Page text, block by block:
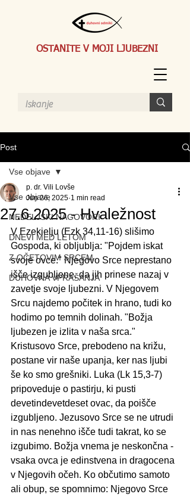
OSTANITE V MOJI LJUBEZNI
Post
Vse objave
NEDELJSKI NAGOVORI
DNEVI MED LETOM
Z OČETOVIM SRCEM
DUHOVNA VPRAŠANJA
Vse objave
27.6.2025 - Hvaležnost
p. dr. Vili Lovše
Jun 26, 2025 1 min read
V Ezekielju (Ezk 34,11-16) slišimo
Gospoda, ki obljublja: "Pojdem iskat
svoje ovce." Njegovo Srce neprestano
išče izgubljene, da jih prinese nazaj v
zavetje svoje ljubezni. V Njegovem
Srcu najdemo počitek in hrano, tudi ko
hodimo po temnih dolinah. "Božja
ljubezen je izlita v naša srca."
Kristusovo Srce, prebodeno na križu,
postane vir naše upanja, ker nas ljubi
še ko smo grešniki. Luka (Lk 15,3-7)
pripoveduje o pastirju, ki pusti
devetindevetdeset ovac, da poišče
izgubljeno. Jezusovo Srce se ne utrudi
in nas nenehno išče tudi takrat, ko se
izgubimo. Božja vnema je neskončna -
vsaka ovca je edinstvena in dragocena
v Njegovih očeh. Ko občutimo samoto
ali obup, se spomnimo: Njegovo Srce